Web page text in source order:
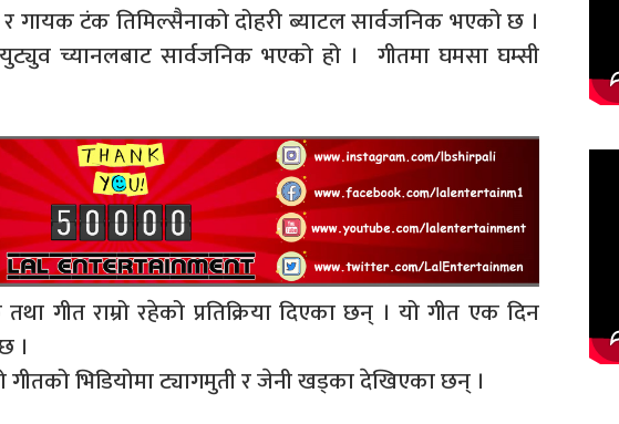
गायक टंक तिमिल्सैनाको दोहरी ब्याटल सार्वजनिक भएको छ ।
च्यानलबाट सार्वजनिक भएको हो । गीतमा घमसा घम्सी
गीत राम्रो रहेको प्रतिक्रिया दिएका छन् । यो गीत एक दिन
।
गीतको भिडियोमा ट्यागमुती र जेनी खड्का देखिएका छन् ।